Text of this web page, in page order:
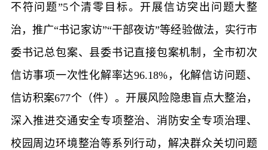
不符问题”5个清零目标。开展信访突出问题大整
治，推广“书记家访”“干部夜访”等经验做法，实行市
委书记总包案、县委书记直接包案机制，全市初次
信访事项一次性化解率达96.18%，化解信访问题、
信访积案677个（件）。开展风险隐患盲点大整治，
深入推进交通安全专项整治、消防安全专项治理、
校园周边环境整治等系列行动，解决群众关切问题